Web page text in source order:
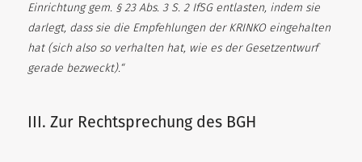
Einrichtung gem. § 23 Abs. 3 S. 2 IfSG entlasten, indem sie
darlegt, dass sie die Empfehlungen der KRINKO eingehalten
hat (sich also so verhalten hat, wie es der Gesetzentwurf
gerade bezweckt).“
III. Zur Rechtsprechung des BGH